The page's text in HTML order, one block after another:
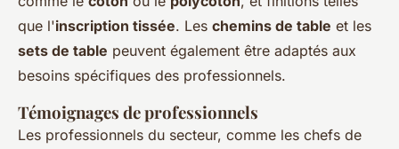
que l'inscription tissée. Les chemins de table et les
sets de table peuvent également être adaptés aux
besoins spécifiques des professionnels.
Témoignages de professionnels
Les professionnels du secteur, comme les chefs de